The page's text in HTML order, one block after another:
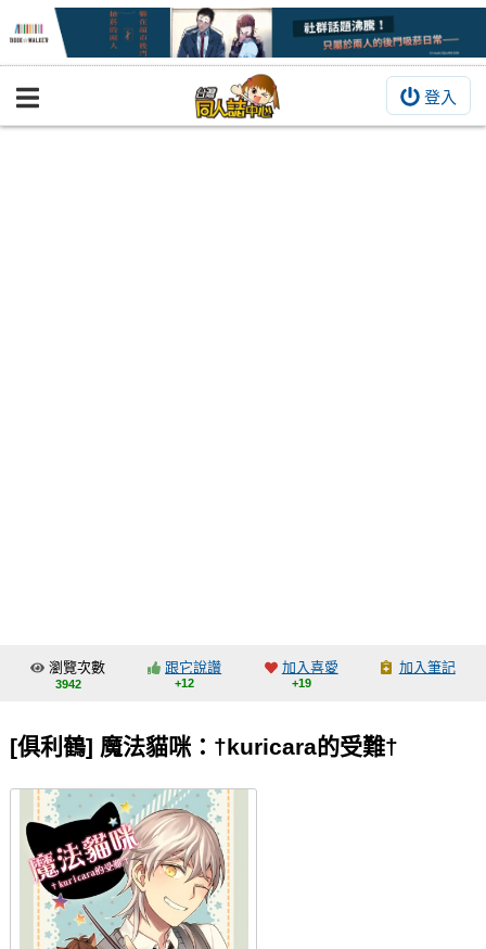
登入
BOOKY書集倉庫
交流中心
會員功能選單
會員中心
註冊會員
登入
瀏覽次數
3942
跟它說讚
+12
加入喜愛
+19
加入筆記
[俱利鶴] 魔法貓咪：†kuricara的受難†